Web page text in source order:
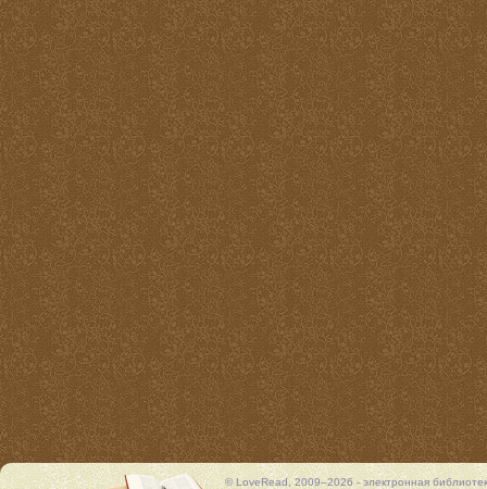
© LoveRead, 2009–2026 - электронная